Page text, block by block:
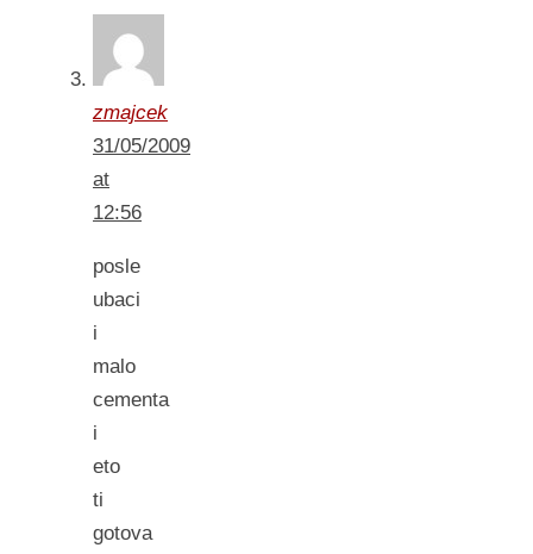
zmajcek
31/05/2009
at
12:56
posle
ubaci
i
malo
cementa
i
eto
ti
gotova